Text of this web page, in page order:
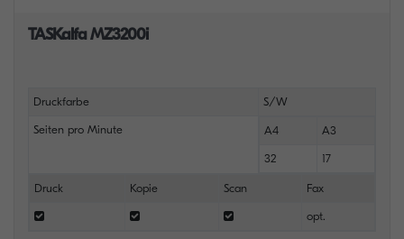
TASKalfa MZ3200i
Druckfarbe S/W
Seiten pro Minute A4 A3
32 17
Druck Kopie Scan Fax
opt.